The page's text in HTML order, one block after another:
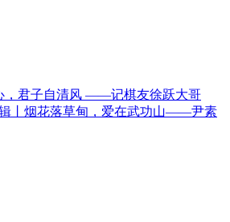
，君子自清风 ——记棋友徐跃大哥
丨烟花落草甸，爱在武功山——尹素